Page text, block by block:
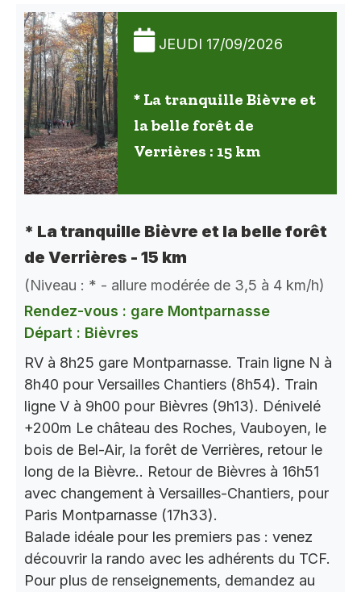
JEUDI 17/09/2026
* La tranquille Bièvre et
la belle forêt de
Verrières : 15 km
* La tranquille Bièvre et la belle forêt
de Verrières - 15 km
(Niveau : * - allure modérée de 3,5 à 4 km/h)
Rendez-vous : gare Montparnasse
Départ : Bièvres
RV à 8h25 gare Montparnasse. Train ligne N à
8h40 pour Versailles Chantiers (8h54). Train
ligne V à 9h00 pour Bièvres (9h13). Dénivelé
+200m Le château des Roches, Vauboyen, le
bois de Bel-Air, la forêt de Verrières, retour le
long de la Bièvre.. Retour de Bièvres à 16h51
avec changement à Versailles-Chantiers, pour
Paris Montparnasse (17h33).
Balade idéale pour les premiers pas : venez
découvrir la rando avec les adhérents du TCF.
Pour plus de renseignements, demandez au